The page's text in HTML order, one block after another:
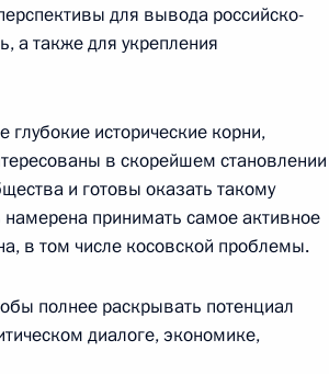
грамот
дворец,
для вывода российско-
а также для укрепления
исторические корни,
в скорейшем становлении
и готовы оказать такому
принимать самое активное
в том числе косовской проблемы.
полнее раскрывать потенциал
диалоге, экономике,